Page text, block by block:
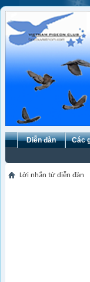
Diễn đàn Các
Lời nhắn từ diễn đàn